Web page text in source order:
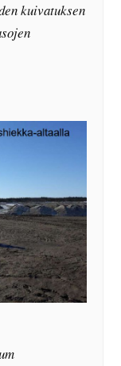
kuivatuksen